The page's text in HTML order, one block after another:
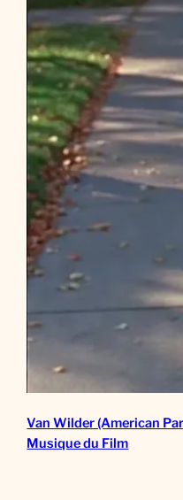
Van Wilder (American
Musique du Film